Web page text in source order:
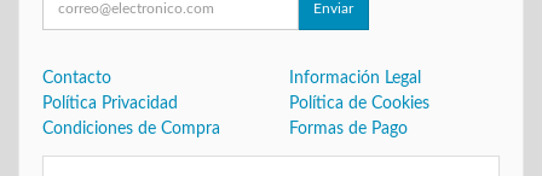
Enviar
Contacto
Información Legal
Política Privacidad
Política de Cookies
Condiciones de Compra
Formas de Pago